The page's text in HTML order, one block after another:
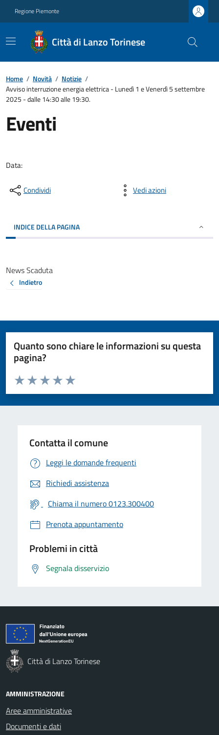
Regione Piemonte
Città di Lanzo Torinese
Home / Novità / Notizie /
Avviso interruzione energia elettrica - Lunedì 1 e Venerdì 5 settembre
2025 - dalle 14:30 alle 19:30.
Eventi
Data:
Condividi Vedi azioni
INDICE DELLA PAGINA
News Scaduta
Indietro
Quanto sono chiare le informazioni su questa
pagina?
Valuta da 1 a 5 stelle la pagina
Valuta 5 stelle su 5
Valuta 4 stelle su 5
Valuta 3 stelle su 5
Valuta 2 stelle su 5
Valuta 1 stelle su 5
Contatta il comune
Leggi le domande frequenti
Richiedi assistenza
Chiama il numero 0123.300400
Prenota appuntamento
Problemi in città
Segnala disservizio
Città di Lanzo Torinese
AMMINISTRAZIONE
Aree amministrative
Documenti e dati